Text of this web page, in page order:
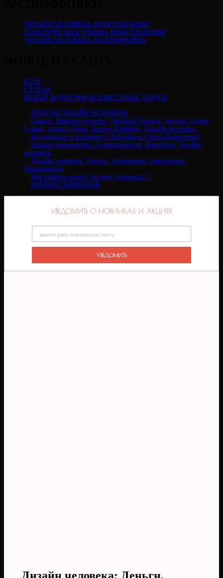
ДИЗАЙН ЧЕЛОВЕКА КОНСУЛЬТАЦИЯ
ГЕНЕТИЧЕСКАЯ ТРАВМА КОНСУЛЬТАЦИЯ
ДИЗАЙН ЧЕЛОВЕКА РАСШИФРОВКА
БЛОГ
СТАТЬИ
РАЗБОР БОДИГРАФОВ ИЗВЕСТНЫХ ЛЮДЕЙ
ЗЕНДАЯ ДИЗАЙН ЧЕЛОВЕКА
Сериал Эйфория Актеры: Джейкоб Элорди, Зендея, Сидни
Суини, Алекса Деми, Хантер Шеффер. Дизайн человека.
Кто виноват в конфликте Лебедева и Олеси Иванченко?
Анализ партнерства. Совместимость. Композит. Дизайн
человека.
Дизайн человека: Деньги, отношения, самооценка.
Ihumandesign
Как выбрать книгу по типу личности ?
ФИЛИПП КИРКОРОВ
УВЕДОМИТЬ О НОВИНКАХ И АКЦИЯХ